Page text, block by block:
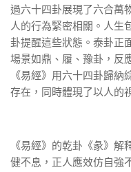
過六十四卦展現了六合萬
人的行為緊密相關。人生
卦提醒這些狀態。泰卦正
場景如鼎、履、豫卦，反
《易經》用六十四卦歸
存在，同時體現了以人的
《易經》的乾卦《彖》
健不息，正人應效仿自強